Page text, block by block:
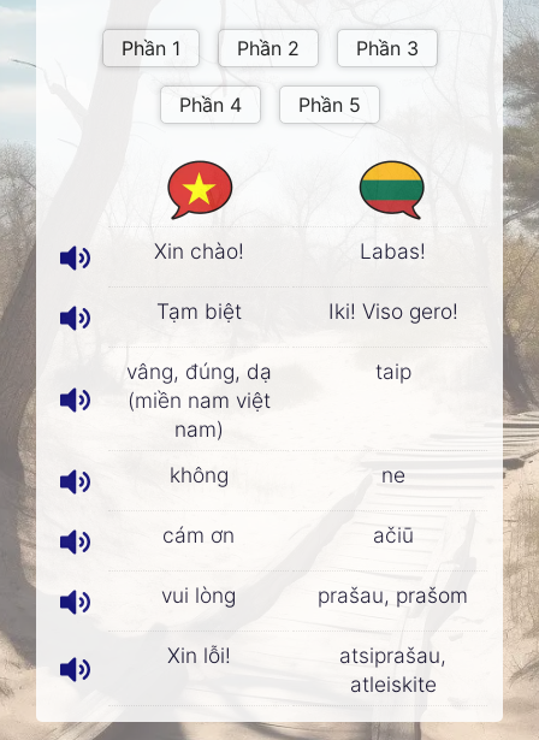
Xin chào! Labas!
Tạm biệt Iki! Viso gero!
vâng, đúng, dạ
(miền nam việt
nam)
taip
không ne
cám ơn ačiū
vui lòng prašau, prašom
Xin lỗi!
atsiprašau,
atleiskite